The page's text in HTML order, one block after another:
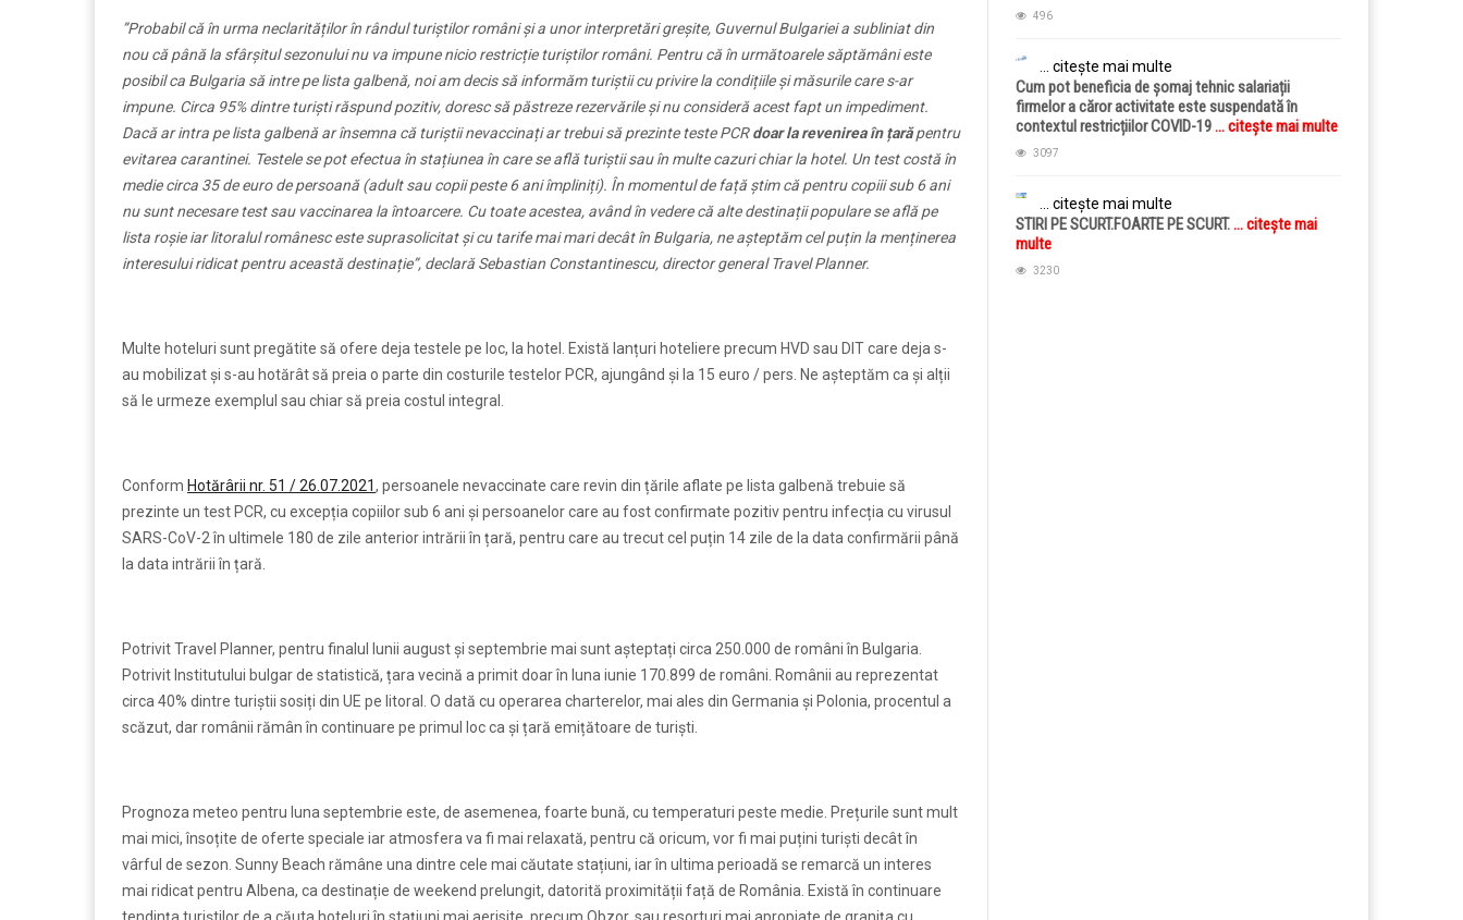
”Probabil că în urma neclarităților în rândul turiștilor români și a unor interpretări greșite, Guvernul Bulgariei a subliniat din
nou că până la sfârșitul sezonului nu va impune nicio restricție turiștilor români. Pentru că în următoarele săptămâni este
posibil ca Bulgaria să intre pe lista galbenă, noi am decis să informăm turiștii cu privire la condițiile și măsurile care s-ar
impune. Circa 95% dintre turiști răspund pozitiv, doresc să păstreze rezervările și nu consideră acest fapt un impediment.
Dacă ar intra pe lista galbenă ar însemna că turiștii nevaccinați ar trebui să prezinte teste PCRdoar la revenirea în țarăpentru
evitarea carantinei. Testele se pot efectua în stațiunea în care se află turiștii sau în multe cazuri chiar la hotel. Un test costă în
medie circa 35 de euro de persoană (adult sau copii peste 6 ani împliniți). În momentul de față știm că pentru copiii sub 6 ani
nu sunt necesare test sau vaccinarea la întoarcere. Cu toate acestea, având în vedere că alte destinații populare se află pe
lista roșie iar litoralul românesc este suprasolicitat și cu tarife mai mari decât în Bulgaria, ne așteptăm cel puțin la menținerea
interesului ridicat pentru această destinație”, declară Sebastian Constantinescu, director general Travel Planner.
Multe hoteluri sunt pregătite să ofere deja testele pe loc, la hotel. Există lanțuri hoteliere precum HVD sau DIT care deja s-
au mobilizat și s-au hotărât să preia o parte din costurile testelor PCR, ajungând și la 15 euro / pers. Ne așteptăm ca și alții
să le urmeze exemplul sau chiar să preia costul integral.
Conform Hotărârii nr. 51 / 26.07.2021, persoanele nevaccinate care revin din țările aflate pe lista galbenă trebuie să
prezinte un test PCR, cu excepția copiilor sub 6 ani și persoanelor care au fost confirmate pozitiv pentru infecția cu virusul
SARS-CoV-2 în ultimele 180 de zile anterior intrării în țară, pentru care au trecut cel puțin 14 zile de la data confirmării până
la data intrării în țară.
Potrivit Travel Planner, pentru finalul lunii august și septembrie mai sunt așteptați circa 250.000 de români în Bulgaria.
Potrivit Institutului bulgar de statistică, țara vecină a primit doar în luna iunie 170.899 de români. Românii au reprezentat
circa 40% dintre turiștii sosiți din UE pe litoral. O dată cu operarea charterelor, mai ales din Germania și Polonia, procentul a
scăzut, dar românii rămân în continuare pe primul loc ca și țară emițătoare de turiști.
Prognoza meteo pentru luna septembrie este, de asemenea, foarte bună, cu temperaturi peste medie. Prețurile sunt mult
mai mici, însoțite de oferte speciale iar atmosfera va fi mai relaxată, pentru că oricum, vor fi mai puțini turiști decât în
vârful de sezon. Sunny Beach rămâne una dintre cele mai căutate stațiuni, iar în ultima perioadă se remarcă un interes
mai ridicat pentru Albena, ca destinație de weekend prelungit, datorită proximității față de România. Există în continuare
496
... citește mai multe
Cum pot beneficia de șomaj tehnic salariații
firmelor a căror activitate este suspendată în
contextul restricțiilor COVID-19... citește mai multe
3097
... citește mai multe
STIRI PE SCURT.FOARTE PE SCURT.... citește mai
multe
3230